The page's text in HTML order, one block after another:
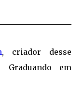
, criador desse
Graduando em